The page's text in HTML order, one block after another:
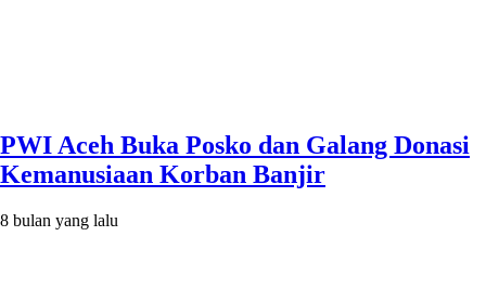
PWI Aceh Buka Posko dan Galang Donasi
Kemanusiaan Korban Banjir
8 bulan yang lalu